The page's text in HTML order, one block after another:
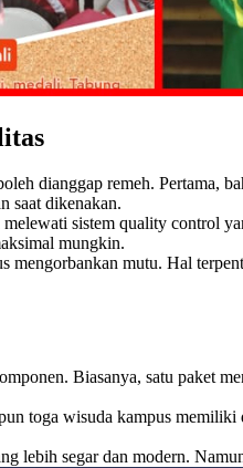
dianggap remeh. Pertama,
saat dikenakan.
sistem quality control
mungkin.
mengorbankan mutu. Hal
Biasanya, satu paket
toga wisuda kampus
lebih segar dan modern.